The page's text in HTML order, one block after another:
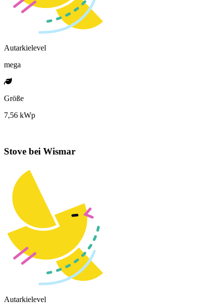
Autarkielevel
mega
Größe
7,56 kWp
Stove bei Wismar
Autarkielevel